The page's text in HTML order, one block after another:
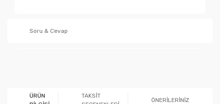
Soru & Cevap
ÜRÜN
TAKSİT
ÖNERİLERİNİZ